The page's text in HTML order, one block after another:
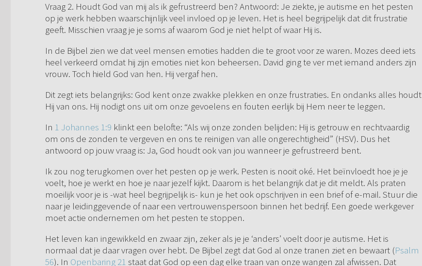
Vraag 2. Houdt God van mij als ik gefrustreerd ben? Antwoord: Je ziekte, je autisme en het pesten
op je werk hebben waarschijnlijk veel invloed op je leven. Het is heel begrijpelijk dat dit frustratie
geeft. Misschien vraag je je soms af waarom God je niet helpt of waar Hij is.
In de Bijbel zien we dat veel mensen emoties hadden die te groot voor ze waren. Mozes deed iets
heel verkeerd omdat hij zijn emoties niet kon beheersen. David ging te ver met iemand anders zijn
vrouw. Toch hield God van hen. Hij vergaf hen.
Dit zegt iets belangrijks: God kent onze zwakke plekken en onze frustraties. En ondanks alles houdt
Hij van ons. Hij nodigt ons uit om onze gevoelens en fouten eerlijk bij Hem neer te leggen.
In 1 Johannes 1:9 klinkt een belofte: “Als wij onze zonden belijden: Hij is getrouw en rechtvaardig
om ons de zonden te vergeven en ons te reinigen van alle ongerechtigheid” (HSV). Dus het
antwoord op jouw vraag is: Ja, God houdt ook van jou wanneer je gefrustreerd bent.
Ik zou nog terugkomen over het pesten op je werk. Pesten is nooit oké. Het beïnvloedt hoe je je
voelt, hoe je werkt en hoe je naar jezelf kijkt. Daarom is het belangrijk dat je dit meldt. Als praten
moeilijk voor je is -wat heel begrijpelijk is- kun je het ook opschrijven in een brief of e-mail. Stuur die
naar je leidinggevende of naar een vertrouwenspersoon binnen het bedrijf. Een goede werkgever
moet actie ondernemen om het pesten te stoppen.
Het leven kan ingewikkeld en zwaar zijn, zeker als je je ‘anders’ voelt door je autisme. Het is
normaal dat je daar vragen over hebt. De Bijbel zegt dat God al onze tranen ziet en bewaart (Psalm
56). In Openbaring 21 staat dat God op een dag elke traan van onze wangen zal afwissen. Dat